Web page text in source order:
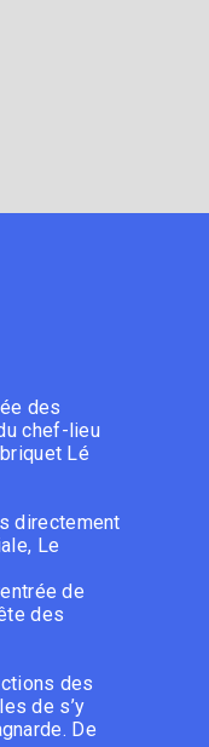
des
chef-lieu
Lé
directement
Le
de
des
des
de s’y
De